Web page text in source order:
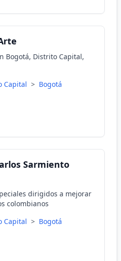
Bogotá, Distrito Capital,
Capital > Bogotá
Sarmiento
dirigidos a mejorar
colombianos
Capital > Bogotá